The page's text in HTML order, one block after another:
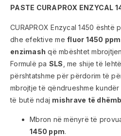
PASTE CURAPROX ENZYCAL
CURAPROX Enzycal 1450 është
dhe efektive me fluor 1450 ppm
enzimash që mbështet
Formulë pa SLS , me shije të
përshtatshme për përdorim të
mbrojtje të qëndrueshme kundër
të butë ndaj mishrave të
Mbron në mënyrë të
1450 ppm.